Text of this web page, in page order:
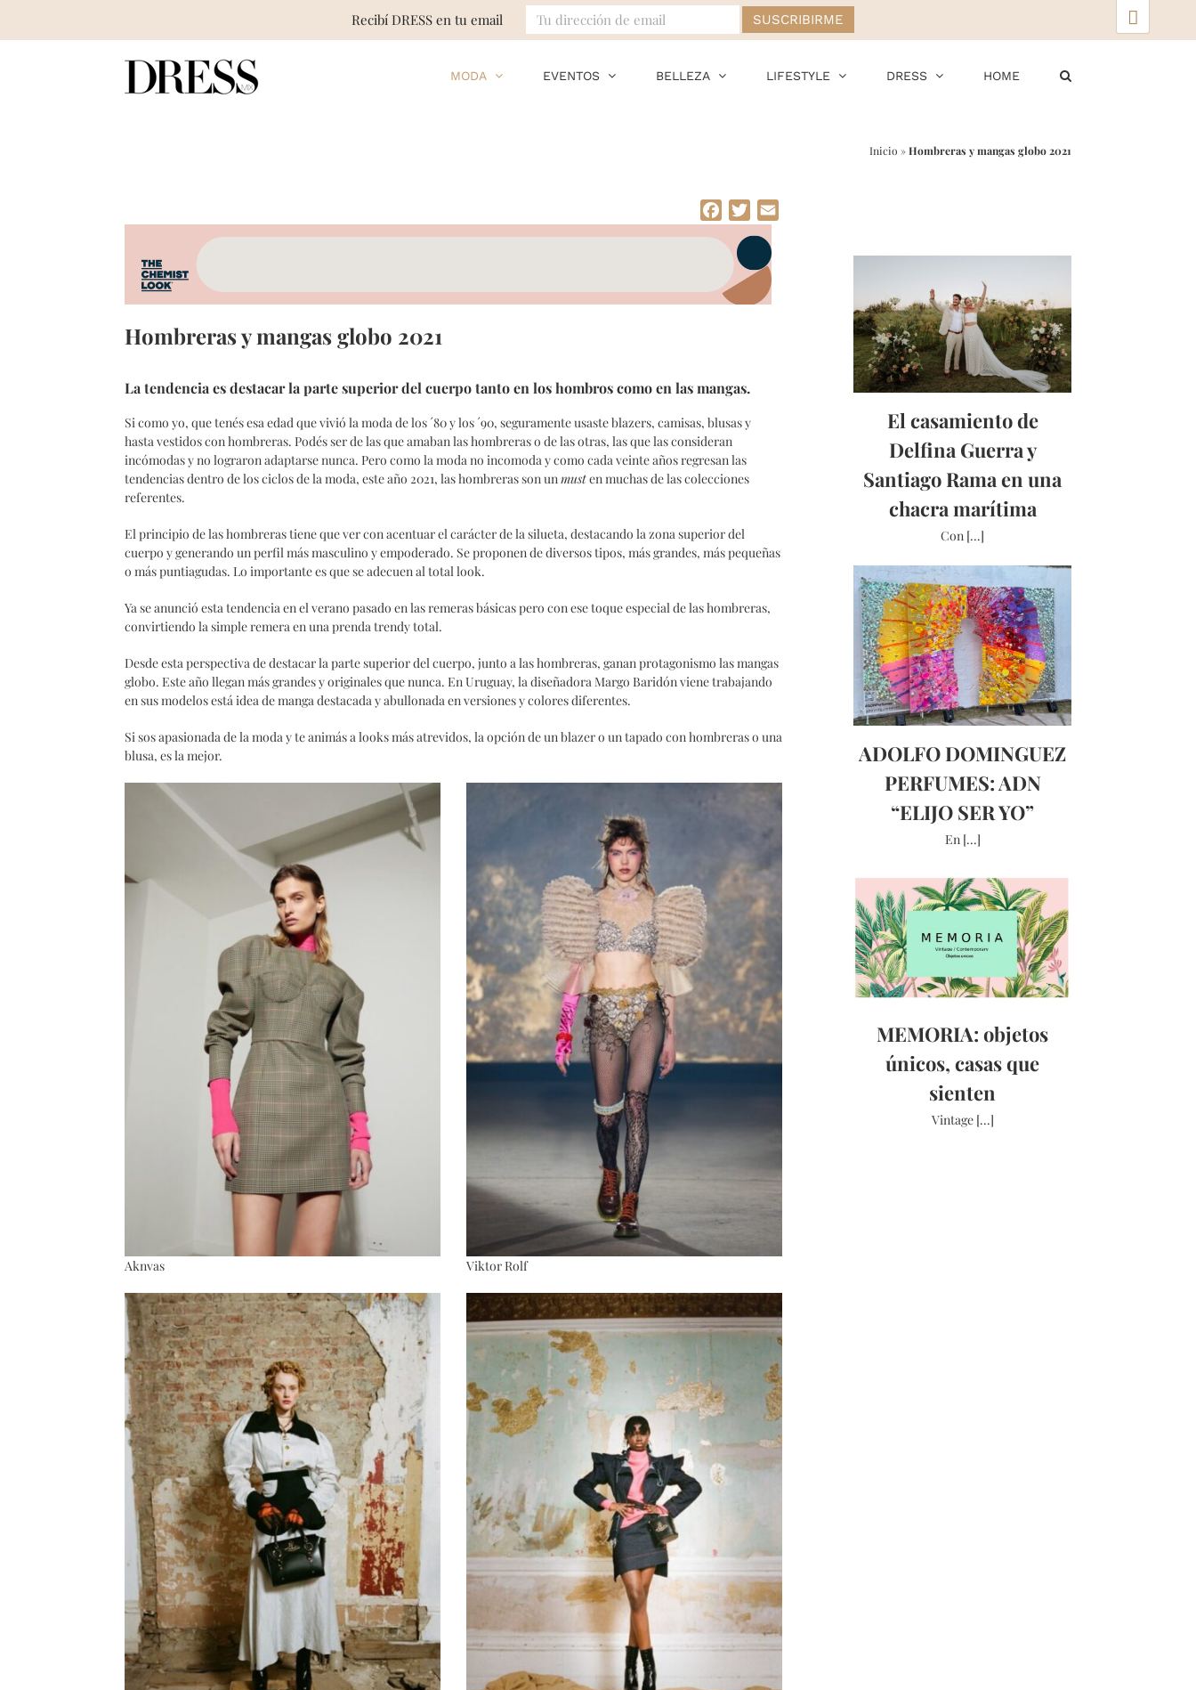
MODA EVENTOS BELLEZA LIFESTYLE DRESS HOME
Inicio »Hombreras y mangas globo 2021
Facebook
Twitter
Hombreras y mangas globo 2021
La tendencia es destacar la parte superior del cuerpo tanto en los hombros como en las mangas.
Si como yo, que tenés esa edad que vivió la moda de los ´80 y los ´90, seguramente usaste blazers, camisas, blusas y
hasta vestidos con hombreras. Podés ser de las que amaban las hombreras o de las otras, las que las consideran
incómodas y no lograron adaptarse nunca. Pero como la moda no incomoda y como cada veinte años regresan las
tendencias dentro de los ciclos de la moda, este año 2021, las hombreras son unmusten muchas de las colecciones
referentes.
El principio de las hombreras tiene que ver con acentuar el carácter de la silueta, destacando la zona superior del
cuerpo y generando un perfil más masculino y empoderado. Se proponen de diversos tipos, más grandes, más pequeñas
o más puntiagudas. Lo importante es que se adecuen al total look.
Ya se anunció esta tendencia en el verano pasado en las remeras básicas pero con ese toque especial de las hombreras,
convirtiendo la simple remera en una prenda trendy total.
Desde esta perspectiva de destacar la parte superior del cuerpo, junto a las hombreras, ganan protagonismo las mangas
globo. Este año llegan más grandes y originales que nunca. En Uruguay, la diseñadora Margo Baridón viene trabajando
en sus modelos está idea de manga destacada y abullonada en versiones y colores diferentes.
Si sos apasionada de la moda y te animás a looks más atrevidos, la opción de un blazer o un tapado con hombreras o una
blusa, es la mejor.
Aknvas Viktor Rolf
El casamiento de
Delfina Guerra y
Santiago Rama en una
chacra marítima
Con [...]
ADOLFO DOMINGUEZ
PERFUMES: ADN
“ELIJO SER YO”
En [...]
MEMORIA: objetos
únicos, casas que
sienten
Vintage [...]
Recibí DRESS en tu email